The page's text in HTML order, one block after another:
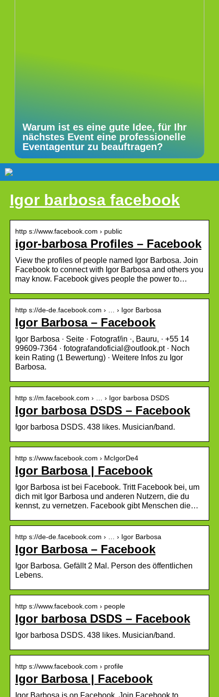
Warum ist es eine gute Idee, für Ihr
nächstes Event eine professionelle
Eventagentur zu beauftragen?
Igor barbosa facebook
http s://www.facebook.com › public
igor-barbosa Profiles – Facebook
View the profiles of people named Igor Barbosa. Join
Facebook to connect with Igor Barbosa and others you
may know. Facebook gives people the power to…
http s://de-de.facebook.com › … › Igor Barbosa
Igor Barbosa – Facebook
Igor Barbosa · Seite · Fotograf/in ·, Bauru, · +55 14
99609-7364 · fotografandoficial@outlook.pt · Noch
kein Rating (1 Bewertung) · Weitere Infos zu Igor
Barbosa.
http s://m.facebook.com › … › Igor barbosa DSDS
Igor barbosa DSDS – Facebook
Igor barbosa DSDS. 438 likes. Musician/band.
http s://www.facebook.com › McIgorDe4
Igor Barbosa | Facebook
Igor Barbosa ist bei Facebook. Tritt Facebook bei, um
dich mit Igor Barbosa und anderen Nutzern, die du
kennst, zu vernetzen. Facebook gibt Menschen die…
http s://de-de.facebook.com › … › Igor Barbosa
Igor Barbosa – Facebook
Igor Barbosa. Gefällt 2 Mal. Person des öffentlichen
Lebens.
http s://www.facebook.com › people
Igor barbosa DSDS – Facebook
Igor barbosa DSDS. 438 likes. Musician/band.
http s://www.facebook.com › profile
Igor Barbosa | Facebook
Igor Barbosa is on Facebook. Join Facebook to